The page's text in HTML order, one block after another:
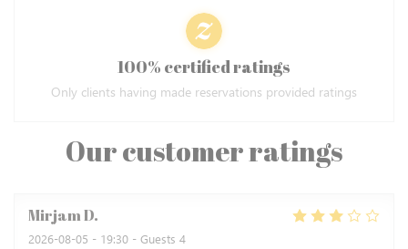
Our customer ratings
MirjamD
2026-08-05 - 19:30 - Guests 4
100% certified ratings
Only clients having made reservations provided ratings